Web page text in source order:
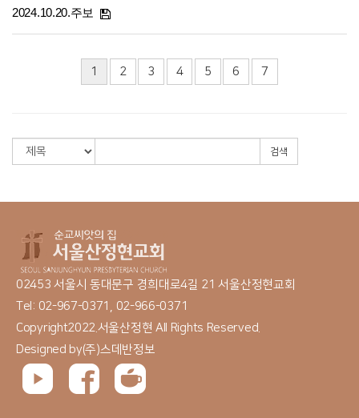
2024.10.20.주보
1 2 3 4 5 6 7
검색
02453 서울시 동대문구 경희대로4길 21 서울산정현교회
Tel: 02-967-0371, 02-966-0371
Copyright2022.서울산정현 All Rights Reserved.
Designed by(주)스데반정보